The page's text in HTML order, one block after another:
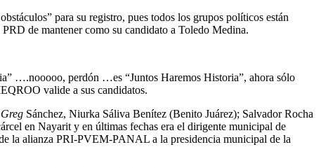
para su registro, pues todos los grupos políticos están
de mantener como su candidato a Toledo Medina.
….nooooo, perdón …es “Juntos Haremos Historia”, ahora sólo
valide a sus candidatos.
Greg Sánchez, Niurka Sáliva Benítez (Benito Juárez); Salvador Rocha
en Nayarit y en últimas fechas era el dirigente municipal de
la alianza PRI-PVEM-PANAL a la presidencia municipal de la